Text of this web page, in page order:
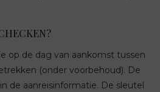
op de dag van aankomst tussen
(onder voorbehoud). De
de aanreisinformatie. De sleutel